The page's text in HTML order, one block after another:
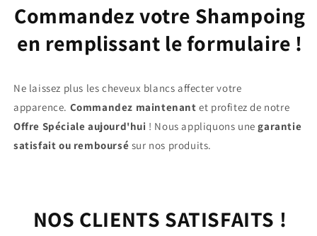
Commandez votre Shampoing
en remplissant le formulaire !
Ne laissez plus les cheveux blancs affecter votre
apparence. Commandez maintenant et profitez de notre
Offre Spéciale aujourd'hui ! Nous appliquons unegarantie
satisfait ou remboursé sur nos produits.
NOS CLIENTS SATISFAITS !